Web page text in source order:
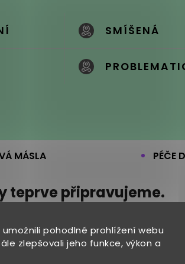
pohodlné prohlížení webu
zlepšovali jeho funkce, výkon a
SMÍŠENÁ
MÁSLA PÉČE
teprve připravujeme.